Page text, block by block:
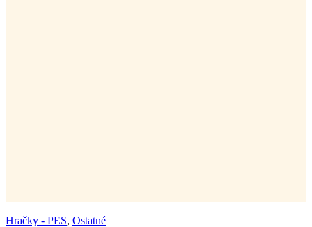
Hračky - PES, Ostatné